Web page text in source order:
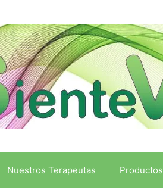
Nuestros Terapeutas Productos